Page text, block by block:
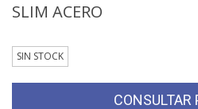
SLIM ACERO
SIN STOCK